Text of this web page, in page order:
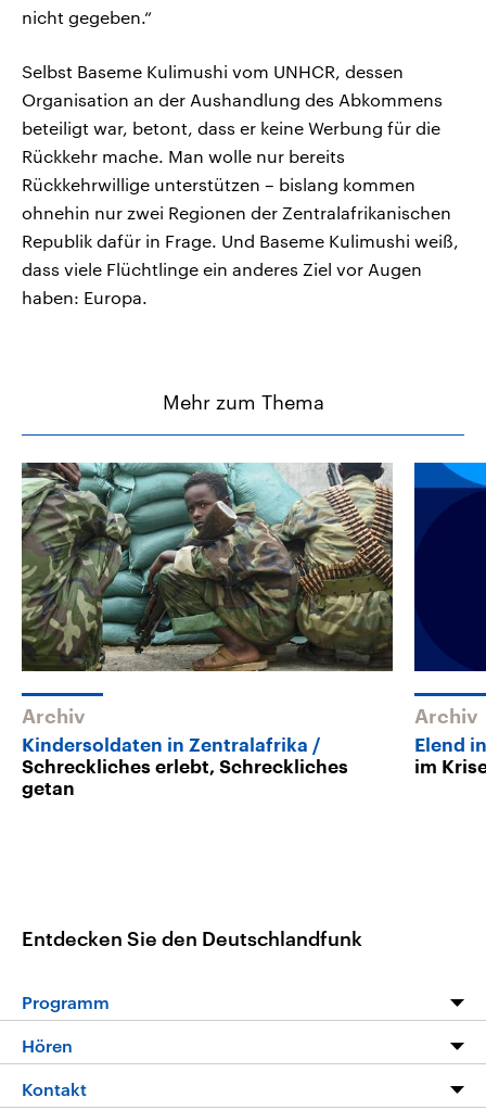
nicht gegeben.“
Selbst Baseme Kulimushi vom UNHCR, dessen
Organisation an der Aushandlung des Abkommens
beteiligt war, betont, dass er keine Werbung für die
Rückkehr mache. Man wolle nur bereits
Rückkehrwillige unterstützen – bislang kommen
ohnehin nur zwei Regionen der Zentralafrikanischen
Republik dafür in Frage. Und Baseme Kulimushi weiß,
dass viele Flüchtlinge ein anderes Ziel vor Augen
haben: Europa.
Mehr zum Thema
Archiv
Kindersoldaten in Zentralafrika
Schreckliches erlebt, Schreckliches
getan
Archiv
Elend
im
Entdecken Sie den Deutschlandfunk
Programm
Hören
Livestream
Kontakt